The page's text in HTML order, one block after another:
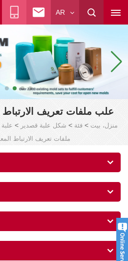
AR
علب ملفات تعريف
منزل، بيت > فئة > شكل علبة قصدير >
ملفات تعريف الارتباط